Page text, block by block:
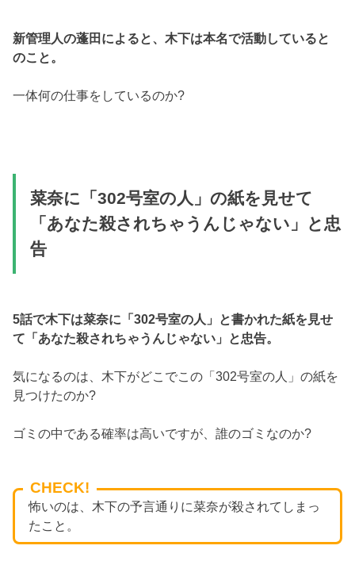
新管理人の蓬田によると、木下は本名で活動していると
のこと。
一体何の仕事をしているのか?
菜奈に「302号室の人」の紙を見せて
「あなた殺されちゃうんじゃない」と忠
告
5話で木下は菜奈に「302号室の人」と書かれた紙を見せ
て「あなた殺されちゃうんじゃない」と忠告。
気になるのは、木下がどこでこの「302号室の人」の紙を
見つけたのか?
ゴミの中である確率は高いですが、誰のゴミなのか?
CHECK!
怖いのは、木下の予言通りに菜奈が殺されてしまっ
たこと。